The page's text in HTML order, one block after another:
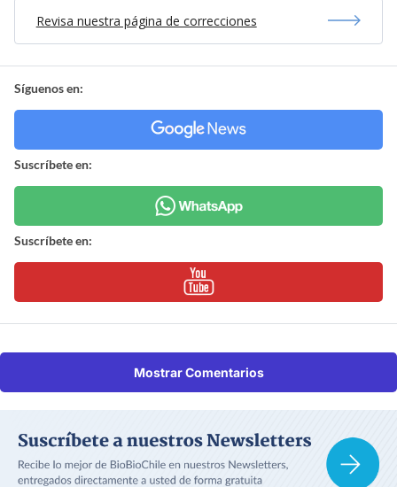
Revisa nuestra página de correcciones
Síguenos en:
Suscríbete en:
Suscríbete en:
Mostrar Comentarios